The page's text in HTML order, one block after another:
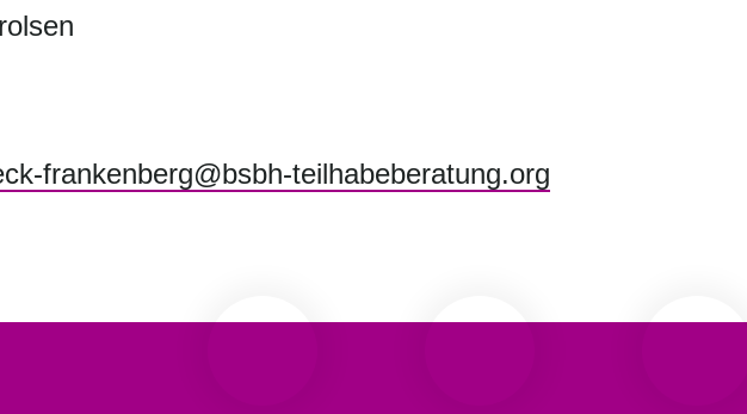
frankenberg@bsbh-teilhabeberatung.org